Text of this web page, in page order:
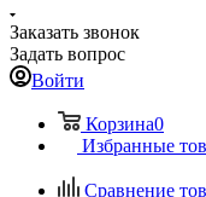
Заказать звонок
Задать вопрос
Войти
Корзина0
Избранные
Сравнение